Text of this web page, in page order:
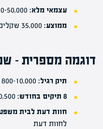
עצמאי מלא:
ממוצע:
דוגמה מספרית –
תיק רגיל:
8 תיקים בחודש:
חוות דעת לבית
לחוות דעת